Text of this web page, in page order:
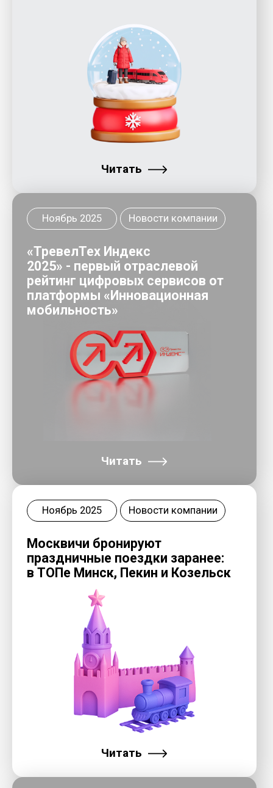
Читать
Москвичи бронируют
праздничные поездки заранее:
в ТОПе Минск, Пекин и Козельск
Читать
«РЖД – Цифровые пассажирские
решения» получили статус
туроператора
Новости компании
Сентябрь 2025
Для официальных обращений:
Телефон
+7 (499) 490-25-58
8 (800) 775-80-56
Контакты
107078, Москва, Новорязанская
улица, 8А, стр. 2
Фактический адрес:/Для писем: